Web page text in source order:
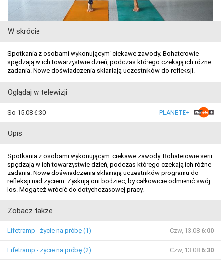
W skrócie
Spotkania z osobami wykonującymi ciekawe zawody. Bohaterowie
spędzają w ich towarzystwie dzień, podczas którego czekają ich różne
zadania. Nowe doświadczenia skłaniają uczestników do refleksji.
Oglądaj w telewizji
So 15.08 6:30 PLANETE+
Opis
Spotkania z osobami wykonującymi ciekawe zawody. Bohaterowie serii
spędzają w ich towarzystwie dzień, podczas którego czekają ich różne
zadania. Nowe doświadczenia skłaniają uczestników programu do
refleksji nad życiem. Zyskują oni bodziec, by całkowicie odmienić swój
los. Mogą też wrócić do dotychczasowej pracy.
Zobacz także
Lifetramp - życie na próbę (1) Czw, 13.08 6:00
Lifetramp - życie na próbę (2) Czw, 13.08 6:30